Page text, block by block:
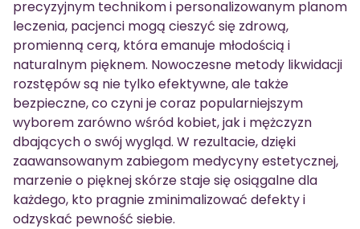
precyzyjnym technikom i personalizowanym planom
leczenia, pacjenci mogą cieszyć się zdrową,
promienną cerą, która emanuje młodością i
naturalnym pięknem. Nowoczesne metody likwidacji
rozstępów są nie tylko efektywne, ale także
bezpieczne, co czyni je coraz popularniejszym
wyborem zarówno wśród kobiet, jak i mężczyzn
dbających o swój wygląd. W rezultacie, dzięki
zaawansowanym zabiegom medycyny estetycznej,
marzenie o pięknej skórze staje się osiągalne dla
każdego, kto pragnie zminimalizować defekty i
odzyskać pewność siebie.